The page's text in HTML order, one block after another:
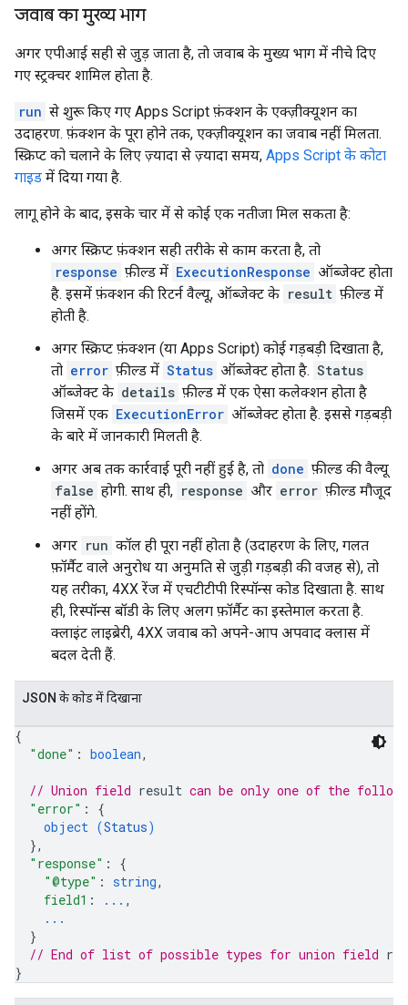
जवाब का मुख्य भाग
अगर एपीआई सही से जुड़ जाता है, ताे जवाब के मुख्य भाग में नीचे दिए
गए स्ट्रक्चर शामिल होता है.
run से शुरू किए गए Apps Script फ़ंक्शन के एक्ज़ीक्यूशन का
उदाहरण. फ़ंक्शन के पूरा होने तक, एक्ज़ीक्यूशन का जवाब नहीं मिलता.
स्क्रिप्ट को चलाने के लिए ज़्यादा से ज़्यादा समय, Apps Script के कोटा
गाइड में दिया गया है.
लागू होने के बाद, इसके चार में से कोई एक नतीजा मिल सकता है:
अगर स्क्रिप्ट फ़ंक्शन सही तरीके से काम करता है, तो
response फ़ील्ड में ExecutionResponse ऑब्जेक्ट होता
है. इसमें फ़ंक्शन की रिटर्न वैल्यू, ऑब्जेक्ट के result फ़ील्ड में
होती है.
अगर स्क्रिप्ट फ़ंक्शन (या Apps Script) कोई गड़बड़ी दिखाता है,
तो error फ़ील्ड में Status ऑब्जेक्ट होता है. Status
ऑब्जेक्ट के details फ़ील्ड में एक ऐसा कलेक्शन होता है
जिसमें एक ExecutionError ऑब्जेक्ट होता है. इससे गड़बड़ी
के बारे में जानकारी मिलती है.
अगर अब तक कार्रवाई पूरी नहीं हुई है, तो done फ़ील्ड की वैल्यू
false होगी. साथ ही, response और error फ़ील्ड मौजूद
नहीं होंगे.
अगर run कॉल ही पूरा नहीं होता है (उदाहरण के लिए, गलत
फ़ॉर्मैट वाले अनुरोध या अनुमति से जुड़ी गड़बड़ी की वजह से), तो
यह तरीका, 4XX रेंज में एचटीटीपी रिस्पॉन्स कोड दिखाता है. साथ
ही, रिस्पॉन्स बॉडी के लिए अलग फ़ॉर्मैट का इस्तेमाल करता है.
क्लाइंट लाइब्रेरी, 4XX जवाब को अपने-आप अपवाद क्लास में
बदल देती हैं.
JSON के काेड में दिखाना
{
"done" : boolean,
// Union field result can be only one of the
"error" : {
object (Status)
},
"response" : {
"@type" : string,
field1 : ... ,
...
}
// End of list of possible types for union field
}